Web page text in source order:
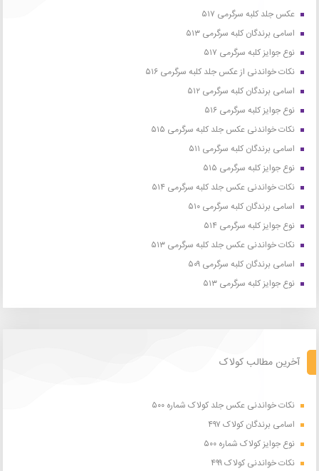
عکس جلد کلبه سرگرمی ۵۱۷
اسامی برندگان کلبه سرگرمی ۵۱۳
نوع جوایز کلبه سرگرمی ۵۱۷
نکات خواندنی از عکس جلد کلبه سرگرمی ۵۱۶
اسامی برندگان کلبه سرگرمی ۵۱۲
نوع جوایز کلبه سرگرمی ۵۱۶
نکات خواندنی عکس جلد کلبه سرگرمی ۵۱۵
اسامی برندگان کلبه سرگرمی ۵۱۱
نوع جوایز کلبه سرگرمی ۵۱۵
نکات خواندنی عکس جلد کلبه سرگرمی ۵۱۴
اسامی برندگان کلبه سرگرمی ۵۱۰
نوع جوایز کلبه سرگرمی ۵۱۴
نکات خواندنی عکس جلد کلبه سرگرمی ۵۱۳
اسامی برندگان کلبه سرگرمی ۵۰۹
نوع جوایز کلبه سرگرمی ۵۱۳
آخرین مطالب کولاک
نکات خواندنی عکس جلد کولاک شماره ۵۰۰
اسامی برندگان کولاک ۴۹۷
نوع جوایز کولاک شماره ۵۰۰
نکات خواندنی کولاک ۴۹۹